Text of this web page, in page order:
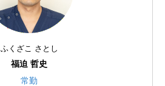
ふくざこ さとし
福迫 哲史
常勤